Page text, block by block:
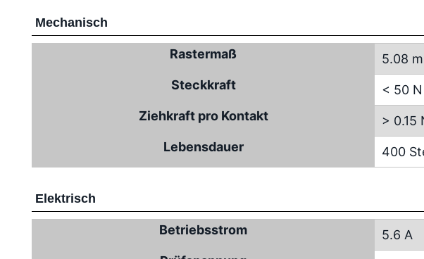
Mechanisch
Rastermaß
5.08
Steckkraft
< 50 N
Ziehkraft pro Kontakt
> 0.15
Lebensdauer
400
Elektrisch
Betriebsstrom
5.6 A